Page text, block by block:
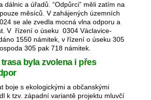
dálnic a úřadů. “Odpůrci” měli zatím na
měsíců. V zahájených územních
se ale zvedla mocná vlna odporu a
V řízení o úseku 0304 Václavice-
1550 námitek, v řízení o úseku 305
305 pak 718 námitek.
byla zvolena i přes
boje s ekologickými a občanskými
k tzv. západní variantě projektu mluvčí